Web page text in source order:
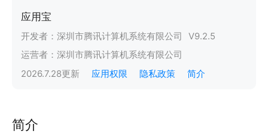
应用宝
开发者： 深圳市腾讯计算机系统有限公司 V9.2.5
运营者： 深圳市腾讯计算机系统有限公司
2026.7.28更新 应用权限 隐私政策 简介
简介